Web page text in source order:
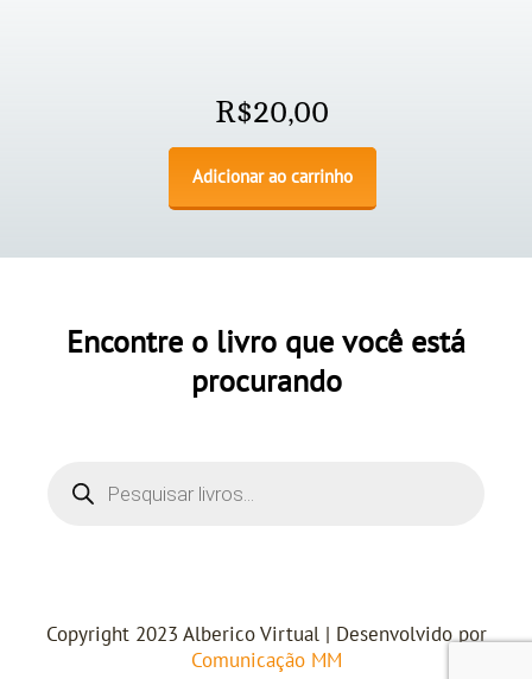
R$20,00
Adicionar ao carrinho
Encontre o livro que você está
procurando
Copyright 2023 Alberico Virtual | Desenvolvido por
Comunicação MM